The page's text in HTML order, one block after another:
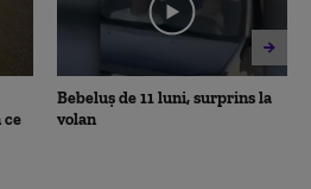
ce
Bebeluș de 11 luni, surprins la
volan